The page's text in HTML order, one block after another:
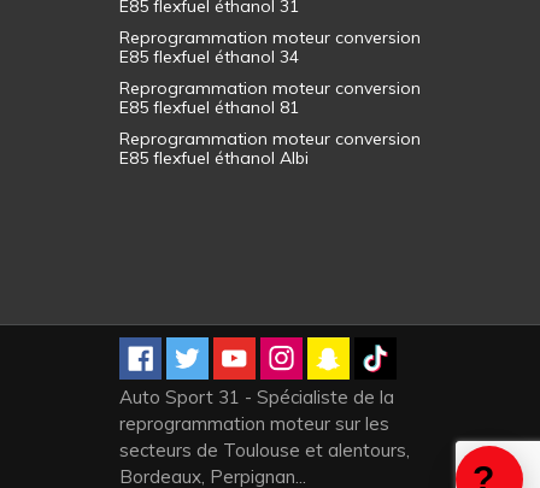
E85 flexfuel éthanol 31
Reprogrammation moteur conversion
E85 flexfuel éthanol 34
Reprogrammation moteur conversion
E85 flexfuel éthanol 81
Reprogrammation moteur conversion
E85 flexfuel éthanol Albi
Auto Sport 31 - Spécialiste de la
reprogrammation moteur sur les
secteurs de Toulouse et alentours,
Bordeaux, Perpignan...